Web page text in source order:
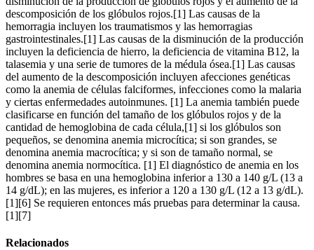
descomposición de los glóbulos rojos.[1] Las causas de la
hemorragia incluyen los traumatismos y las hemorragias
gastrointestinales.[1] Las causas de la disminución de la producción
incluyen la deficiencia de hierro, la deficiencia de vitamina B12, la
talasemia y una serie de tumores de la médula ósea.[1] Las causas
del aumento de la descomposición incluyen afecciones genéticas
como la anemia de células falciformes, infecciones como la malaria
y ciertas enfermedades autoinmunes. [1] La anemia también puede
clasificarse en función del tamaño de los glóbulos rojos y de la
cantidad de hemoglobina de cada célula,[1] si los glóbulos son
pequeños, se denomina anemia microcítica; si son grandes, se
denomina anemia macrocítica; y si son de tamaño normal, se
denomina anemia normocítica. [1] El diagnóstico de anemia en los
hombres se basa en una hemoglobina inferior a 130 a 140 g/L (13 a
14 g/dL); en las mujeres, es inferior a 120 a 130 g/L (12 a 13 g/dL).
[1][6] Se requieren entonces más pruebas para determinar la causa.
[1][7]
Relacionados